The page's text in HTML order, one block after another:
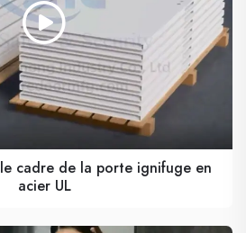
cadre de la porte ignifuge en
acier UL